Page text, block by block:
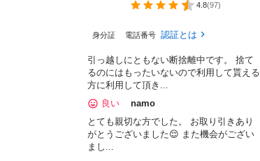
4.8(97)
身分証 電話番号 認証とは
引っ越しにともない断捨離中です。 捨て
るのにはもったいないので利用して貰える
方に利用して頂き...
良い
namo
とても親切な方でした。 お取り引きあり
がとうございました😌 また機会がござい
まし...